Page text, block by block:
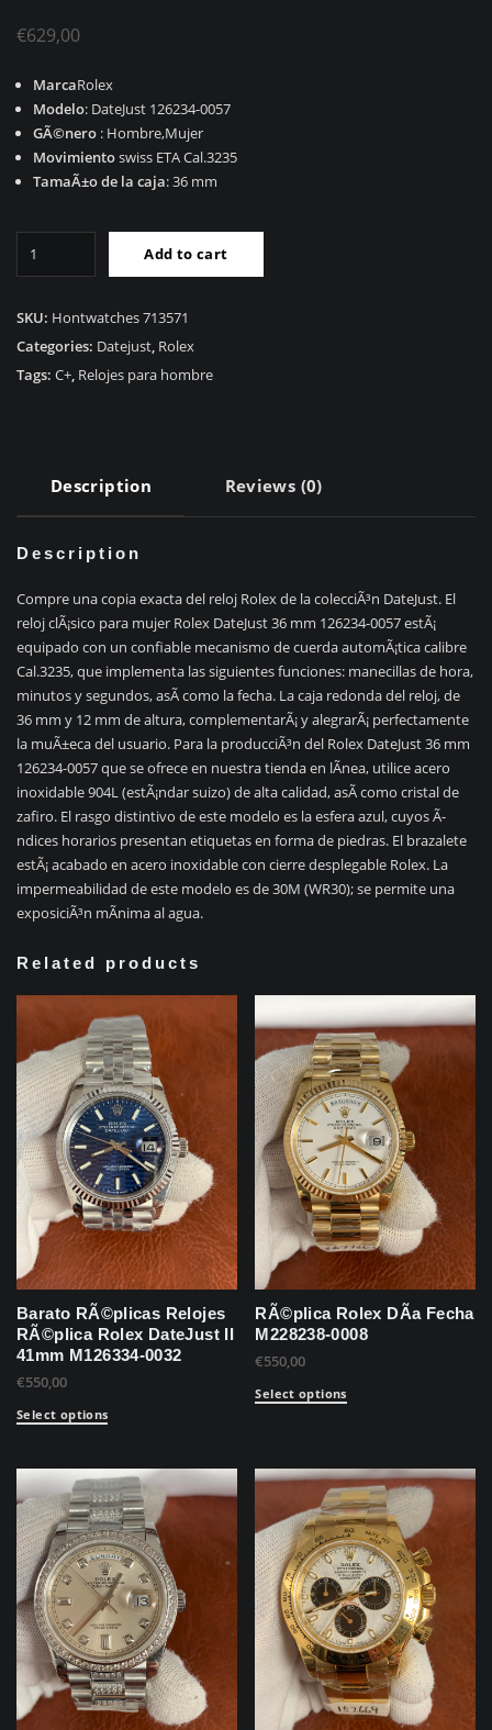
€629,00
MarcaRolex
Modelo: DateJust 126234-0057
GÃ©nero: Hombre,Mujer
Movimientoswiss ETA Cal.3235
TamaÃ±o de la caja: 36 mm
Relojes
RÃ©plica
DateJust
quantity
Add to cart
SKU: Hontwatches 713571
Categories: Datejust, Rolex
Tags: C+, Relojes para hombre
Description Reviews (0)
Description
Compre una copia exacta del reloj Rolex de la colecciÃ³n DateJust. El
reloj clÃ¡sico para mujer Rolex DateJust 36 mm 126234-0057 estÃ¡
equipado con un confiable mecanismo de cuerda automÃ¡tica calibre
Cal.3235, que implementa las siguientes funciones: manecillas de hora,
minutos y segundos, asÃ­ como la fecha. La caja redonda del reloj, de
36 mm y 12 mm de altura, complementarÃ¡ y alegrarÃ¡ perfectamente
la muÃ±eca del usuario. Para la producciÃ³n del Rolex DateJust 36 mm
126234-0057 que se ofrece en nuestra tienda en lÃ­nea, utilice acero
inoxidable 904L (estÃ¡ndar suizo) de alta calidad, asÃ­ como cristal de
zafiro. El rasgo distintivo de este modelo es la esfera azul, cuyos Ã­
ndices horarios presentan etiquetas en forma de piedras. El brazalete
estÃ¡ acabado en acero inoxidable con cierre desplegable Rolex. La
impermeabilidad de este modelo es de 30M (WR30); se permite una
exposiciÃ³n mÃ­nima al agua.
Related products
Barato RÃ©plicas Relojes
RÃ©plica Rolex DateJust II
41mm M126334-0032
€550,00
Select options
RÃ©plica Rolex DÃ­a Fecha
M228238-0008
€550,00
Select options